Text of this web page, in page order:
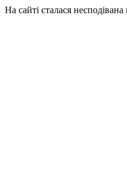
На сайті сталася